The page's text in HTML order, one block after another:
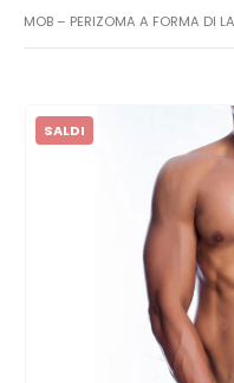
MOB – PERIZOMA A FORMA DI
SALDI